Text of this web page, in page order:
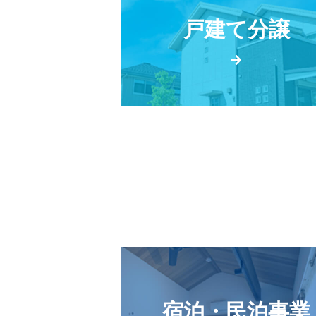
戸建て分譲